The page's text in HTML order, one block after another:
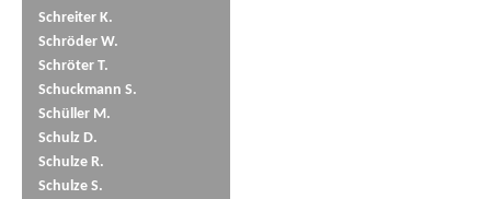
Schreiter K.
Schröder W.
Schröter T.
Schuckmann S.
Schüller M.
Schulz D.
Schulze R.
Schulze S.